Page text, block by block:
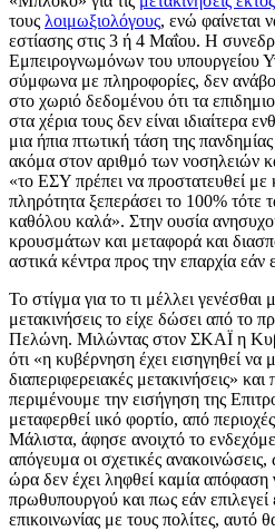
τους λοιμωξιολόγους, ενώ φαίνεται
εστίασης στις 3 ή 4 Μαΐου. Η
Εμπειρογνωμόνων του υπουργείου
σύμφωνα με πληροφορίες, δεν
στο χωριό δεδομένου ότι τα
στα χέρια τους δεν είναι ιδιαίτερα
μια ήπια πτωτική τάση της
ακόμα στον αριθμό των νοσηλειών
«το ΕΣΥ πρέπει να προστατευθεί με
πληρότητα ξεπεράσει το 100% τότε
καθόλου καλά». Στην ουσία
κρουσμάτων και μεταφορά και
αστικά κέντρα προς την επαρχία εάν
Το στίγμα για το τι μέλλει γενέσθαι
μετακινήσεις το είχε δώσει από το
Πελώνη. Μιλώντας στον ΣΚΑΪ η
ότι «η κυβέρνηση έχει εισηγηθεί να
διαπεριφερειακές μετακινήσεις»
περιμένουμε την εισήγηση της
μεταφερθεί ιικό φορτίο, από
Μάλιστα, άφησε ανοιχτό το
απόγευμα οι σχετικές
ώρα δεν έχει ληφθεί καμία απόφαση
πρωθυπουργού και πως εάν επιλεγεί
επικοινωνίας με τους πολίτες, αυτό